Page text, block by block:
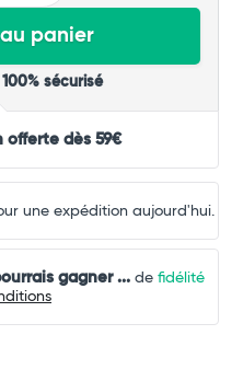
panier
100% sécurisé
offerte dès 59€
une expédition aujourd'hui.
gagner ...de fidélité